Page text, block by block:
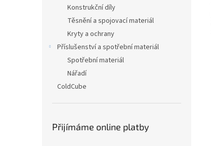
Konstrukční díly
Těsnění a spojovací materiál
Kryty a ochrany
Příslušenství a spotřební materiál
Spotřební materiál
Nářadí
ColdCube
Přijímáme online platby